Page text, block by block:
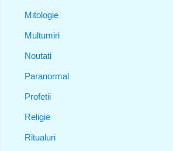
Mitologie
Multumiri
Noutati
Paranormal
Profetii
Religie
Ritualuri